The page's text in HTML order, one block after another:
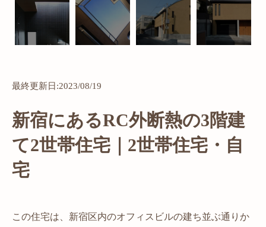
最終更新日:2023/08/19
新宿にあるRC外断熱の3階建
て2世帯住宅｜2世帯住宅・自
宅
この住宅は、新宿区内のオフィスビルの建ち並ぶ通りか